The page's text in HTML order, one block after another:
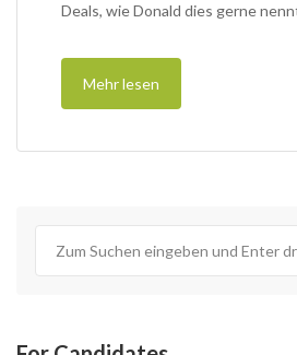
Deals, wie Donald dies gerne
Mehr lesen